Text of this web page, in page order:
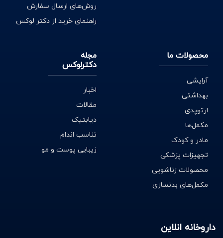
روش‌های ارسال سفارش
راهنمای خرید از دکتر لوکس
محصولات ما
آرایشی
بهداشتی
ارتوپدی
مکمل‌ها
مادر و کودک
تجهیزات پزشکی
محصولات زناشویی
مکمل‌های بدنسازی
مجله
دکترلوکس
اخبار
مقالات
دیابتیک
تناسب اندام
زیبایی پوست و مو
داروخانه انلاین